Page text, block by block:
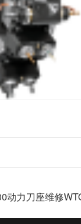
动力刀座维修